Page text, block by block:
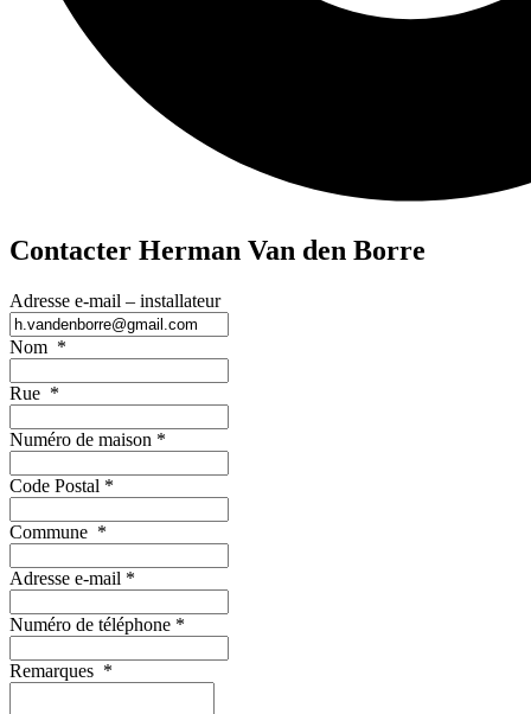
Contacter Herman Van den Borre
Adresse e-mail – installateur
Nom *
Rue *
Numéro de maison *
Code Postal *
Commune *
Adresse e-mail *
Numéro de téléphone *
Remarques *